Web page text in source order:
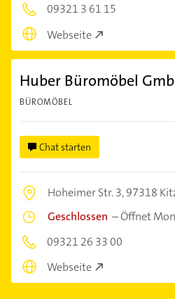
09321 3 61 15
Webseite
Huber Büromöbel
BÜROMÖBEL
Chat starten
Hoheimer Str. 3,97318
Geschlossen –Öffnet
09321 26 33 00
Webseite